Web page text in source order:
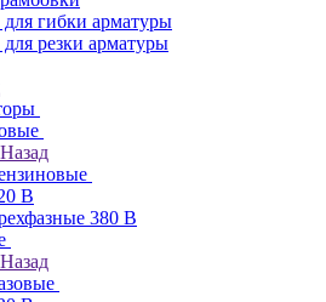
гибки арматуры
резки арматуры
Назад
В
380 В
Назад